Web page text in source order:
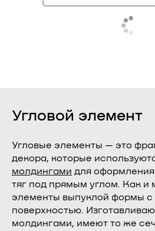
Угловой элемент
Угловые элементы — это
декора, которые
молдингами для
тяг под прямым углом. Как и
элементы выпуклой формы с
поверхностью.
молдингами, имеют то же